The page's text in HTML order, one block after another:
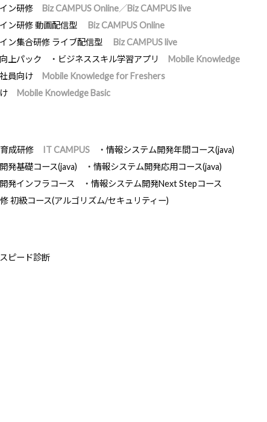
ン研修
Biz CAMPUS Online／Biz CAMPUS live
ン研修 動画配信型
Biz CAMPUS Online
ン集合研修 ライブ配信型
Biz CAMPUS live
上パック
ビジネススキル学習アプリ
Mobile Knowledge
員向け
Mobile Knowledge for Freshers
Mobile Knowledge Basic
成研修 IT CAMPUS
情報システム開発年間コース(java)
発基礎コース(java)
情報システム開発応用コース(java)
発インフラコース
情報システム開発Next Stepコース
初級コース(アルゴリズム/セキュリティー)
ピード診断